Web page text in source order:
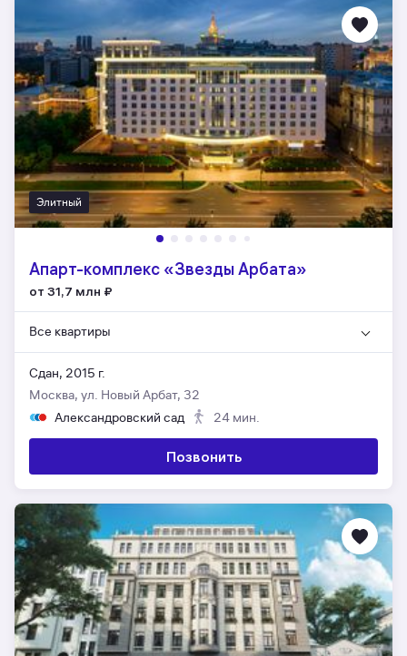
Элитный
Апарт-комплекс «Звезды Арбата»
от 31,7 млн ₽
Все квартиры
Сдан, 2015 г.
Москва, ул. Новый Арбат, 32
Александровский сад
24 мин.
Позвонить